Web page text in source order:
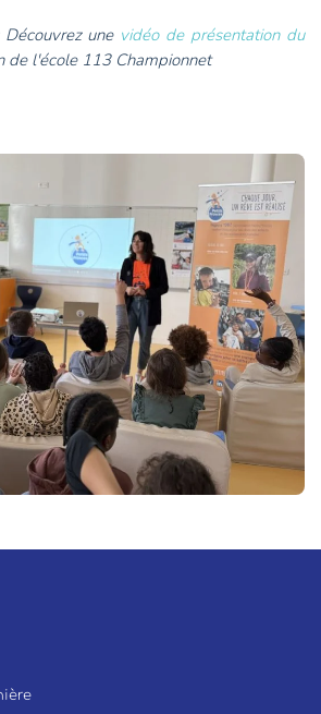
une vidéo de présentation du
de l'école 113 Championnet